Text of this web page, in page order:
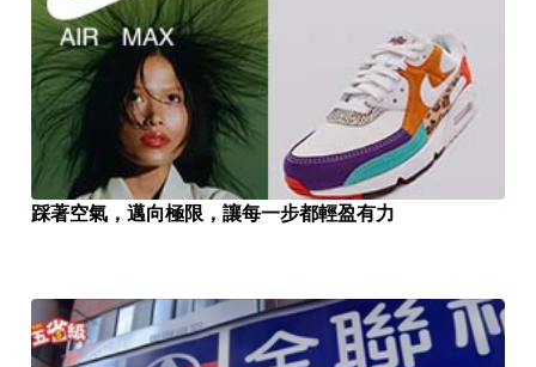
踩著空氣，邁向極限，讓每一步都輕盈有力